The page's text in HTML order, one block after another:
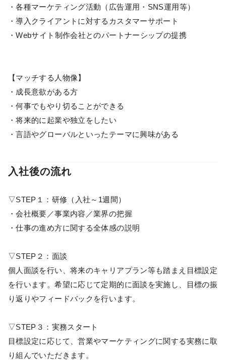
・各種マーケティング活動（広告運用・SNS運用等）
・導入クライアントに対するカスタマーサポート
・Webサイト制作会社とのパートナーシップの提携
【マッチする人物像】
・成長意欲がある方
・何事でもやり切ることができる
・将来的に起業や独立をしたい
・言語やグローバルといったテーマに興味がある
入社後の流れ
▽STEP１：研修（入社～1週間）
・会社概要／事業内容／業界の把握
・仕事の進め方に関する全体感の説明
▽STEP２：面談
個人面談を行い、将来のキャリアプラン等も踏まえ目標設定
を行います。希望に応じて定期的に面談を実施し、目標の振
り返りやフィードバックを行います。
▽STEP３：実務スタート
目標設定に応じて、営業やマーケティングに関する実務に取
り組んでいただきます。